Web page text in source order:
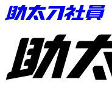
助太刀ID